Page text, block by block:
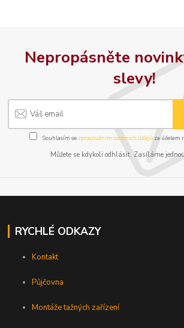
Nepropásněte
slevy!
Souhlasím se zpracováním osobních údajůza účelem
Můžete se kdykoli odhlásit. Zasíláme
RYCHLÉ ODKAZY
Kontakt
Půjčovna
Montáže tažných zařízení